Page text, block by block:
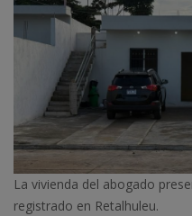
La vivienda del abogado
registrado en Retalhuleu.